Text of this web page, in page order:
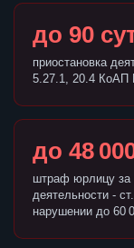
до 90
приостановка
5.27.1, 20.4 КоАП
до 48
штраф юрлицу за
деятельности -
нарушении до 60